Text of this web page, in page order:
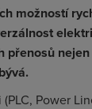
možností
přenosů
(PLC, Power